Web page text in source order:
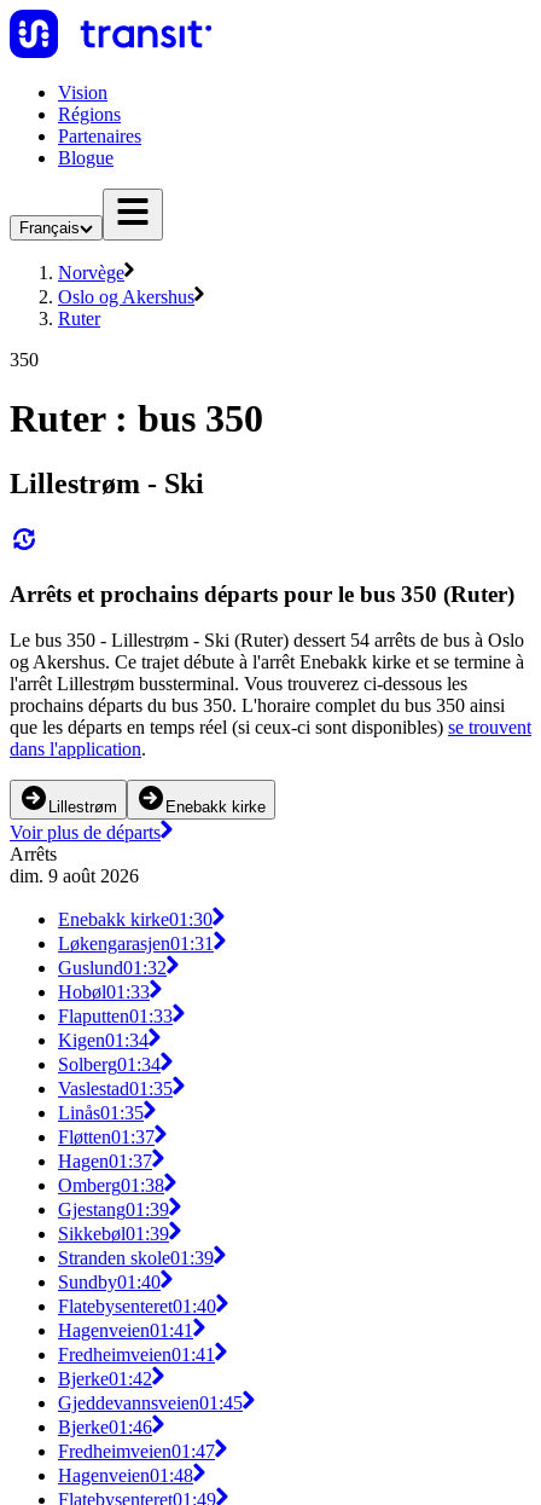
Vision
Régions
Partenaires
Blogue
Français
Norvège
Oslo og Akershus
Ruter
350
Ruter : bus 350
Lillestrøm - Ski
Arrêts et prochains départs pour le bus 350 (Ruter)
Le bus 350 - Lillestrøm - Ski (Ruter) dessert 54 arrêts de bus à Oslo
og Akershus. Ce trajet débute à l'arrêt Enebakk kirke et se termine à
l'arrêt Lillestrøm bussterminal. Vous trouverez ci-dessous les
prochains départs du bus 350. L'horaire complet du bus 350 ainsi
que les départs en temps réel (si ceux-ci sont disponibles) se trouvent
dans l'application.
Lillestrøm Enebakk kirke
Voir plus de départs
Arrêts
dim. 9 août 2026
Enebakk kirke01:30
Løkengarasjen01:31
Guslund01:32
Hobøl01:33
Flaputten01:33
Kigen01:34
Solberg01:34
Vaslestad01:35
Linås01:35
Fløtten01:37
Hagen01:37
Omberg01:38
Gjestang01:39
Sikkebøl01:39
Stranden skole01:39
Sundby01:40
Flatebysenteret01:40
Hagenveien01:41
Fredheimveien01:41
Bjerke01:42
Gjeddevannsveien01:45
Bjerke01:46
Fredheimveien01:47
Hagenveien01:48
Flatebysenteret01:49